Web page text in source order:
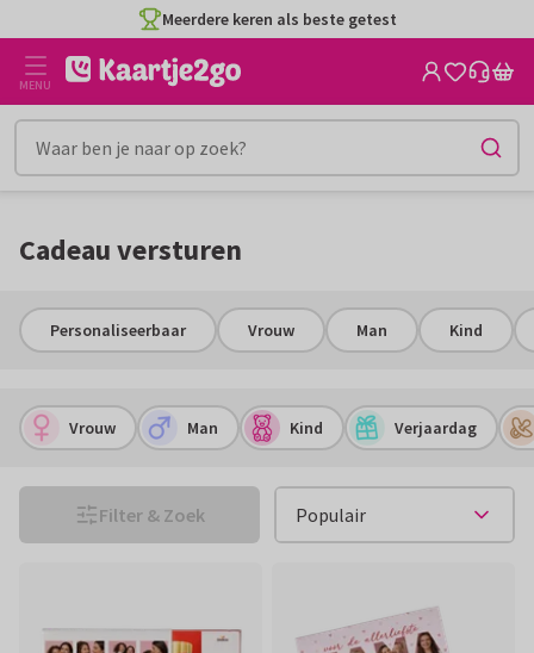
naar
inhoud
naar
het
filter
CO2-neutraal gedrukt
MENU
Cadeau versturen
Personaliseerbaar Vrouw Man Kind
Vrouw Man Kind Verjaardag
Filter & Zoek